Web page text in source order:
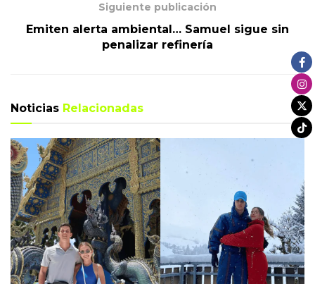
Siguiente publicación
Emiten alerta ambiental… Samuel sigue sin
penalizar refinería
Noticias Relacionadas